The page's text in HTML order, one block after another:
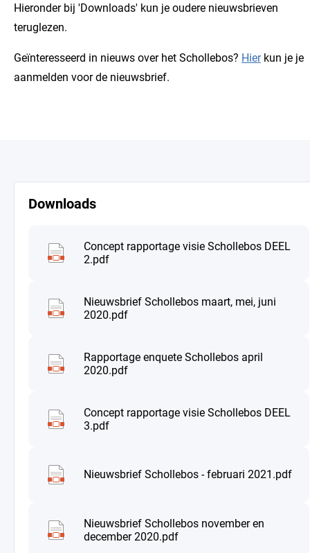
Hieronder bij 'Downloads' kun je oudere nieuwsbrieven
teruglezen.
Geïnteresseerd in nieuws over het Schollebos? Hierkun je je
aanmelden voor de nieuwsbrief.
Downloads
Concept rapportage visie Schollebos DEEL
2.pdf
Nieuwsbrief Schollebos maart, mei, juni
2020.pdf
Rapportage enquete Schollebos april
2020.pdf
Concept rapportage visie Schollebos DEEL
3.pdf
Nieuwsbrief Schollebos - februari 2021.pdf
Nieuwsbrief Schollebos november en
december 2020.pdf